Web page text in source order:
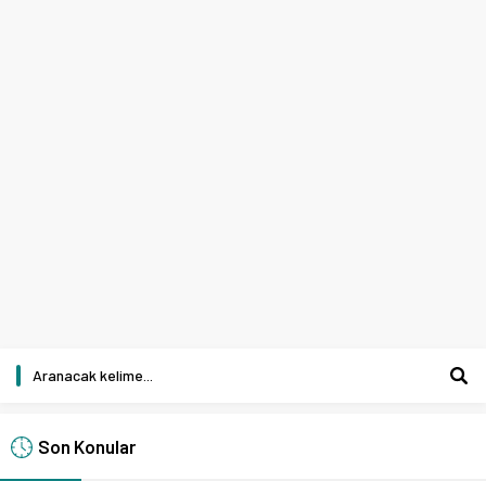
Son Konular